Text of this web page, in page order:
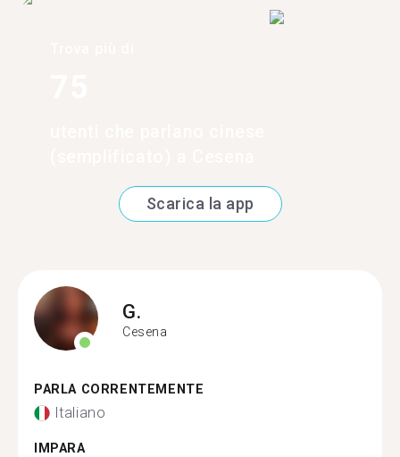
Scarica la app
G.
Cesena
PARLA CORRENTEMENTE
Italiano
IMPARA